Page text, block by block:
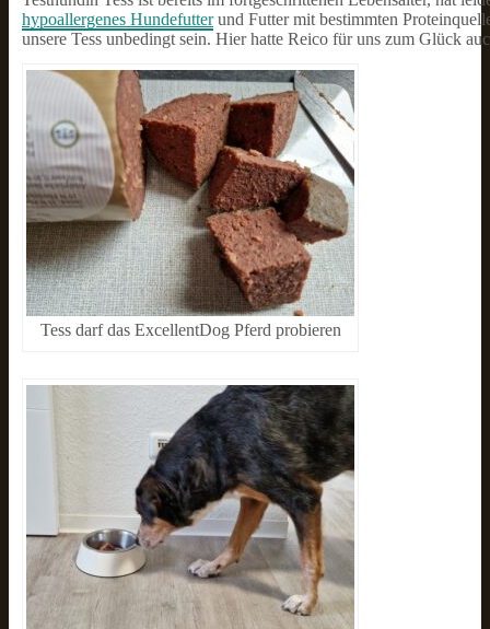
hypoallergenes Hundefutterund Futter mit bestimmten
unsere Tess unbedingt sein. Hier hatte Reico für uns zum Glück
Tess darf das ExcellentDog Pferd probieren